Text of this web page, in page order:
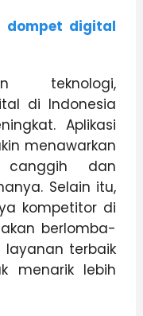
dompet digital
teknologi,
di Indonesia
Aplikasi
menawarkan
dan
Selain itu,
kompetitor di
berlomba-
terbaik
menarik lebih